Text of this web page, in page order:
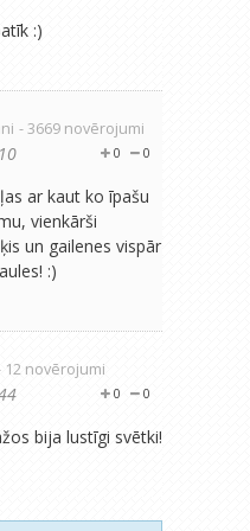
:)
- 3669 novērojumi
0
0
ar kaut ko īpašu
vienkārši
un gailenes vispār
:)
12 novērojumi
0
0
bija lustīgi svētki!